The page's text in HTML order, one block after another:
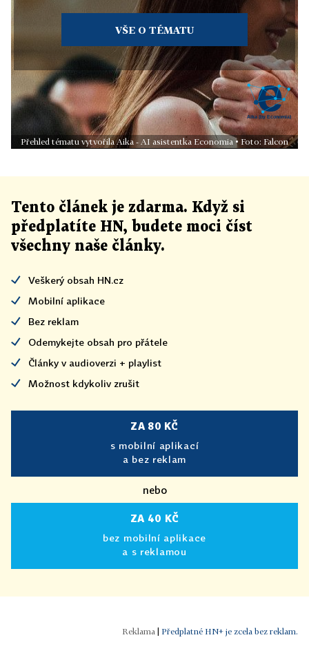
VŠE O TÉMATU
Přehled tématu vytvořila Aika - AI asistentka Economia • Foto: Falcon
Tento článek je zdarma. Když si
předplatíte HN, budete moci číst
všechny naše články.
Veškerý obsah HN.cz
Mobilní aplikace
Bez reklam
Odemykejte obsah pro přátele
Články v audioverzi + playlist
Možnost kdykoliv zrušit
ZA 80 KČ
s mobilní aplikací
a bez reklam
nebo
ZA 40 KČ
bez mobilní aplikace
a s reklamou
Předplatné HN+ je zcela bez reklam.